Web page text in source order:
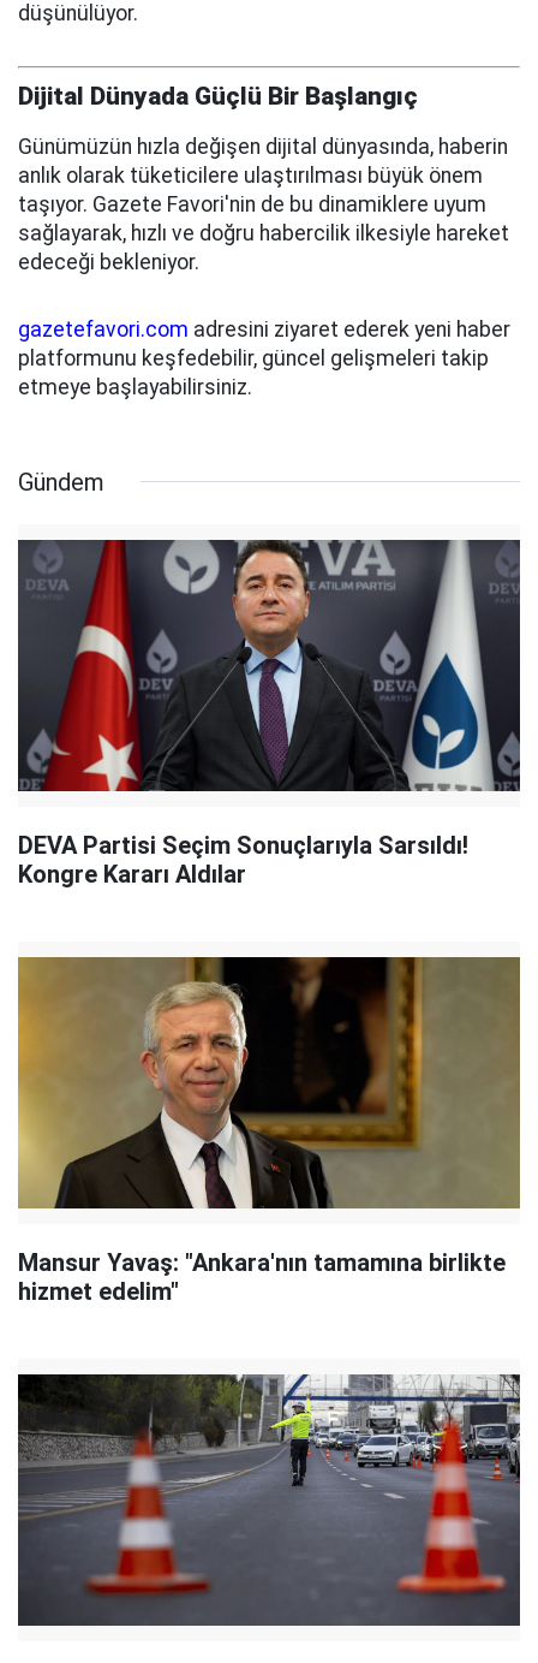
düşünülüyor.
Dijital Dünyada Güçlü Bir Başlangıç
Günümüzün hızla değişen dijital dünyasında, haberin
anlık olarak tüketicilere ulaştırılması büyük önem
taşıyor. Gazete Favori'nin de bu dinamiklere uyum
sağlayarak, hızlı ve doğru habercilik ilkesiyle hareket
edeceği bekleniyor.
gazetefavori.com adresini ziyaret ederek yeni haber
platformunu keşfedebilir, güncel gelişmeleri takip
etmeye başlayabilirsiniz.
Gündem
DEVA Partisi Seçim Sonuçlarıyla Sarsıldı!
Kongre Kararı Aldılar
Mansur Yavaş: "Ankara'nın tamamına birlikte
hizmet edelim"